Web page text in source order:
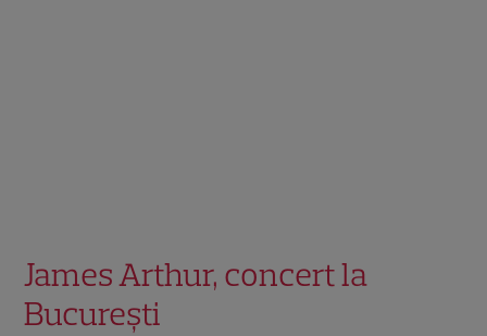
James Arthur, concert la
București